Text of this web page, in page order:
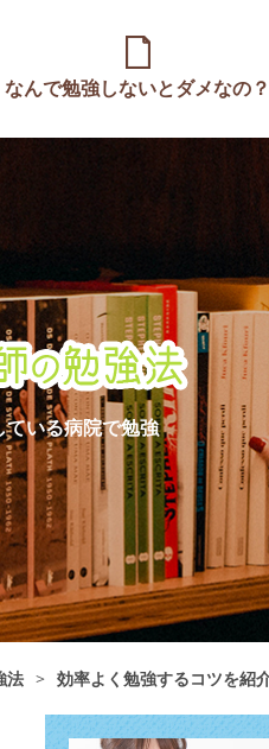
なんで勉強しないとダメなの？
いる病院で勉強
法 > 効率よく勉強するコツを紹